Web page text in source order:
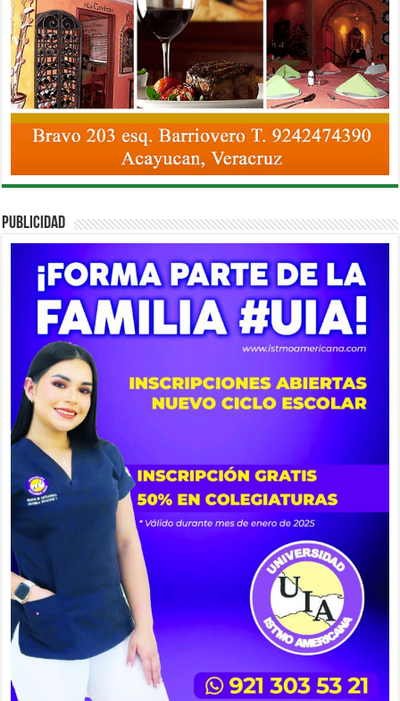
PUBLICIDAD